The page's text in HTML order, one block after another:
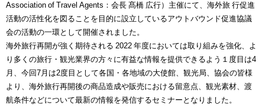
Association of Travel Agents：会長 髙橋 広行）主催にて、海外旅 行促進
活動の活性化を図ることを目的に設立しているアウトバウンド促進協議
会の活動の一環として開催されました。
海外旅行再開が強く期待される 2022 年度においては取り組みを強化、よ
り多くの旅行・観光業界の方々に有益な情報を提供できるよう１度目は4
月、今回7月は2度目として各国・各地域の大使館、観光局、協会の皆様
より、海外旅行再開後の商品造成や販売における留意点、観光素材、渡
航条件などについて最新の情報を発信するセミナーとなりました。